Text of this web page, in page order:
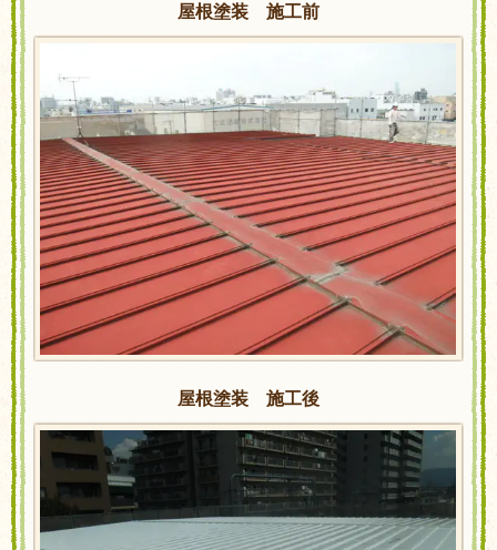
屋根塗装 施工前
屋根塗装 施工後